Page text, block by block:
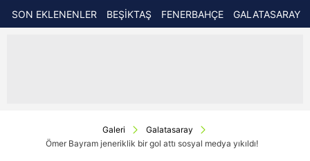
SON EKLENENLER BEŞİKTAŞ FENERBAHÇE GALATASARAY
Galeri
Galatasaray
Ömer Bayram jeneriklik bir gol attı sosyal medya yıkıldı!